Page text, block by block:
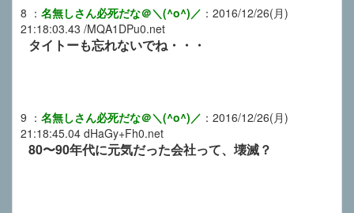
8 ： 名無しさん必死だな＠＼(^o^)／ ： 2016/12/26(月)
21:18:03.43 /MQA1DPu0.net
タイトーも忘れないでね・・・
9 ： 名無しさん必死だな＠＼(^o^)／ ： 2016/12/26(月)
21:18:45.04 dHaGy+Fh0.net
80〜90年代に元気だった会社って、壊滅？